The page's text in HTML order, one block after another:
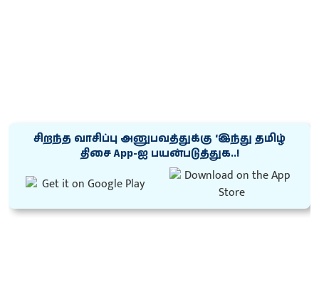
சிறந்த வாசிப்பு அனுபவத்துக்கு ‘இந்து தமிழ்
திசை App-ஐ பயன்படுத்துக..!